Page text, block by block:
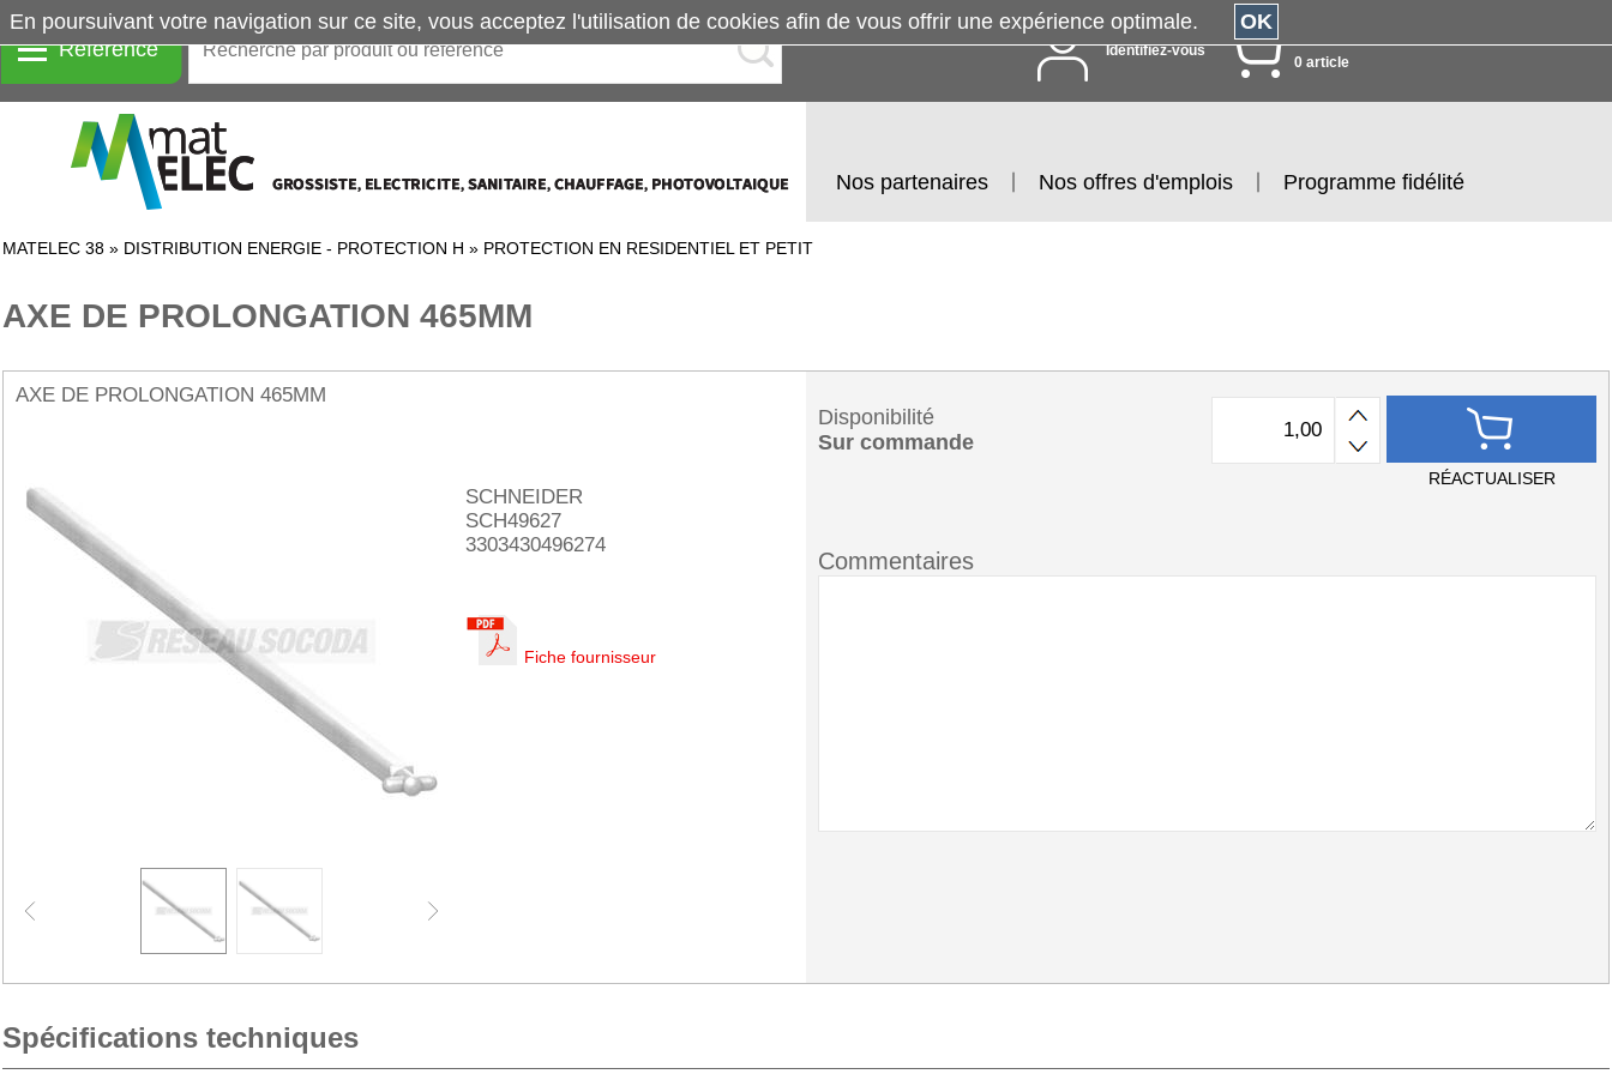
Référence Identifiez-vous
0 article
Nos partenaires Nos offres d'emplois Programme fidélité
MATELEC 38 » DISTRIBUTION ENERGIE - PROTECTION H » PROTECTION EN RESIDENTIEL ET PETIT
AXE DE PROLONGATION 465MM
AXE DE PROLONGATION 465MM
SCHNEIDER
SCH49627
3303430496274
Fiche fournisseur
Disponibilité
Sur commande
RÉACTUALISER
Commentaires
Spécifications techniques
En poursuivant votre navigation sur ce site, vous acceptez l'utilisation de cookies afin de vous offrir une expérience optimale. OK